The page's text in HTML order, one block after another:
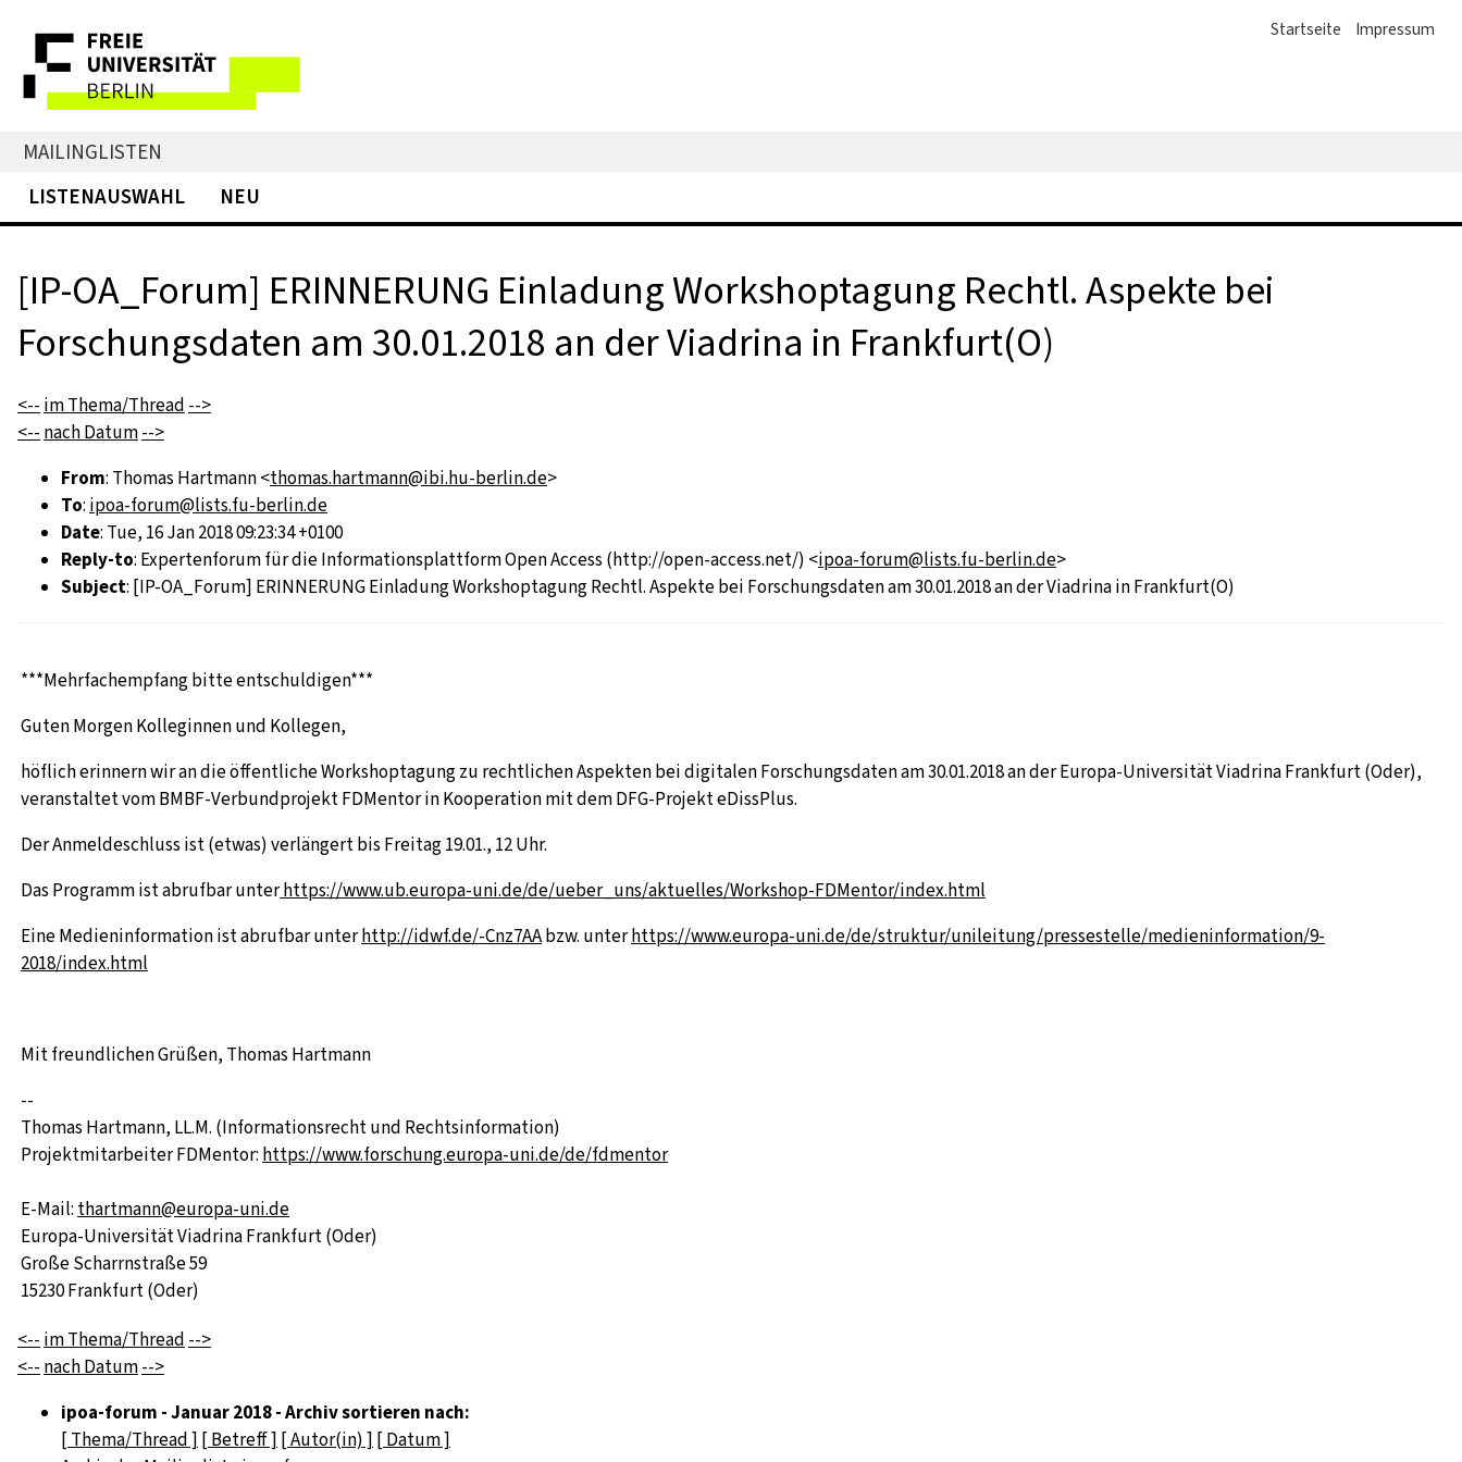
Startseite Impressum
MAILINGLISTEN
LISTENAUSWAHL
NEU
[IP-OA_Forum] ERINNERUNG Einladung Workshoptagung Rechtl. Aspekte bei
Forschungsdaten am 30.01.2018 an der Viadrina in Frankfurt(O)
<-- im Thema/Thread -->
<-- nach Datum-->
From: Thomas Hartmann <thomas.hartmann@ibi.hu-berlin.de>
To: ipoa-forum@lists.fu-berlin.de
Date: Tue, 16 Jan 2018 09:23:34 +0100
Reply-to: Expertenforum für die Informationsplattform Open Access (http://open-access.net/) <ipoa-forum@lists.fu-berlin.de>
Subject: [IP-OA_Forum] ERINNERUNG Einladung Workshoptagung Rechtl. Aspekte bei Forschungsdaten am 30.01.2018 an der Viadrina in Frankfurt(O)
***Mehrfachempfang bitte entschuldigen***
Guten Morgen Kolleginnen und Kollegen,
höflich erinnern wir an die öffentliche Workshoptagung zu rechtlichen Aspekten bei digitalen Forschungsdaten am 30.01.2018 an der Europa-Universität Viadrina Frankfurt (Oder),
veranstaltet vom BMBF-Verbundprojekt FDMentor in Kooperation mit dem DFG-Projekt eDissPlus.
Der Anmeldeschluss ist (etwas) verlängert bis Freitag 19.01., 12 Uhr.
Das Programm ist abrufbar unterhttps://www.ub.europa-uni.de/de/ueber_uns/aktuelles/Workshop-FDMentor/index.html
Eine Medieninformation ist abrufbar unterhttp://idwf.de/-Cnz7AAbzw. unterhttps://www.europa-uni.de/de/struktur/unileitung/pressestelle/medieninformation/9-
2018/index.html
Mit freundlichen Grüßen, Thomas Hartmann
--
Thomas Hartmann, LL.M. (Informationsrecht und Rechtsinformation)
Projektmitarbeiter FDMentor: https://www.forschung.europa-uni.de/de/fdmentor
E-Mail: thartmann@europa-uni.de
Europa-Universität Viadrina Frankfurt (Oder)
Große Scharrnstraße 59
15230 Frankfurt (Oder)
<-- im Thema/Thread -->
<-- nach Datum-->
ipoa-forum - Januar 2018 - Archiv sortieren nach:
[ Thema/Thread ] [ Betreff ] [ Autor(in) ] [ Datum ]